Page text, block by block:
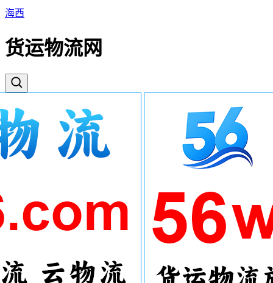
海西
货运物流网